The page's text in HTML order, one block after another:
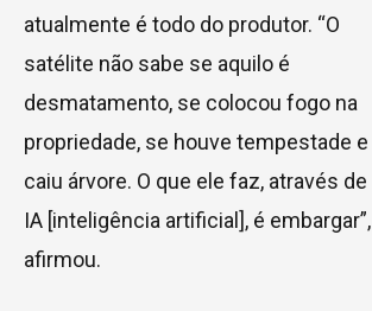
atualmente é todo do produtor. “O
satélite não sabe se aquilo é
desmatamento, se colocou fogo na
propriedade, se houve tempestade e
caiu árvore. O que ele faz, através de
IA [inteligência artificial], é embargar”,
afirmou.